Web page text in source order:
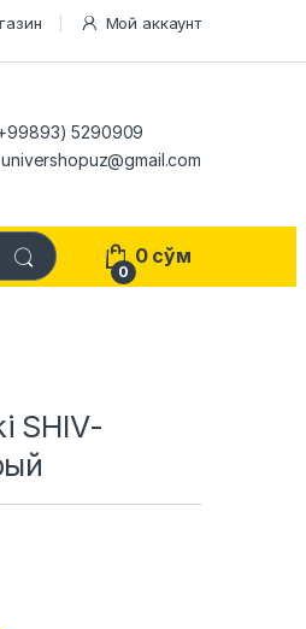
Мой аккаунт
5290909
univershopuz@gmail.com
0
0 сўм
SHIV-